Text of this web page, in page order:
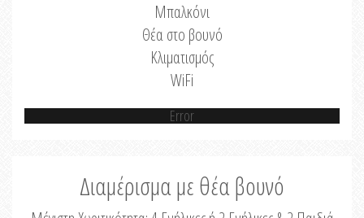
Μπαλκόνι
Θέα στο βουνό
Κλιματισμός
WiFi
Error
Διαμέρισμα με θέα βουνό